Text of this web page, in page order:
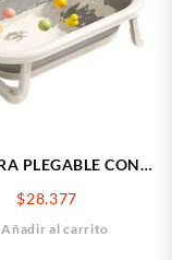
PLEGABLE CON
$28.377
Añadir al carrito